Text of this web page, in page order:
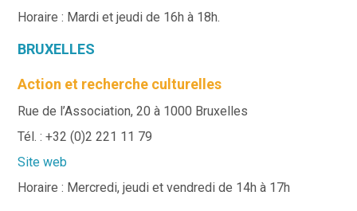
Horaire : Mardi et jeudi de 16h à 18h.
BRUXELLES
Action et recherche culturelles
Rue de l’Association, 20 à 1000 Bruxelles
Tél. : +32 (0)2 221 11 79
Site web
Horaire : Mercredi, jeudi et vendredi de 14h à 17h